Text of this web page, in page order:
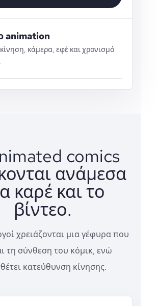
animation
κάμερα, εφέ και χρονισμό
comics
ανάμεσα
καρέ και το
βίντεο.
χρειάζονται μια γέφυρα που
τη σύνθεση του κόμικ, ενώ
κατεύθυνση κίνησης.